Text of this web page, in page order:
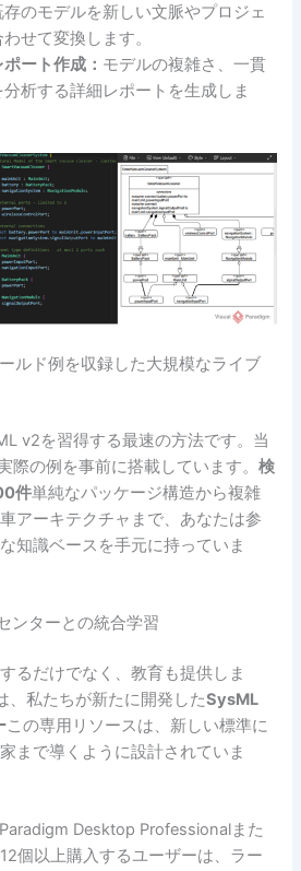
存のモデルを新しい文脈やプロジェ
せて変換します。
ート作成： モデルの複雑さ、一貫
析する詳細レポートを生成しま
ルド例を収録した大規模なライブ
v2を習得する最速の方法です。当
際の例を事前に搭載しています。検
件単純なパッケージ構造から複雑
アーキテクチャまで、あなたは参
知識ベースを手元に持っていま
ンターとの統合学習
るだけでなく、教育も提供しま
、私たちが新たに開発したSysML
この専用リソースは、新しい標準に
まで導くように設計されていま
Desktop Professionalまた
個以上購入するユーザーは、ラー